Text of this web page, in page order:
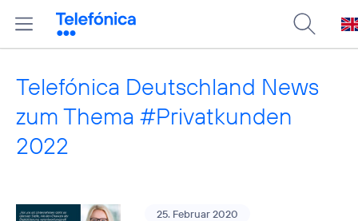
Telefónica Deutschland News
zum Thema #Privatkunden
2022
25. Februar 2020